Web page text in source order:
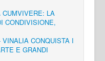
CUMVIVERE: LA
CONDIVISIONE,
CONQUISTA I
E GRANDI